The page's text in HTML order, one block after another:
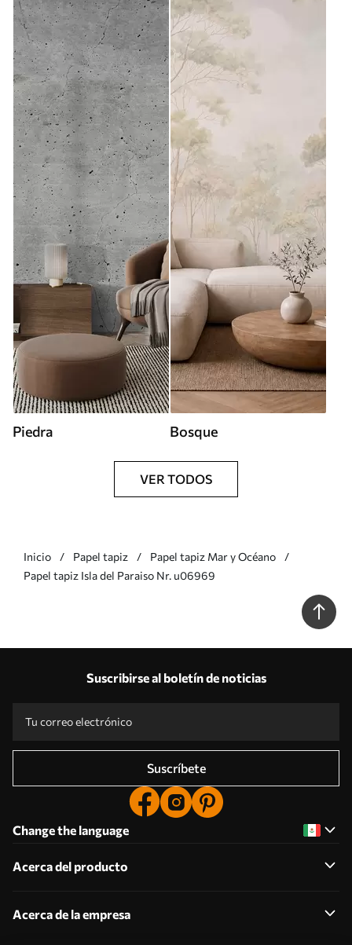
Piedra Bosque
VER TODOS
Inicio Papel tapiz
Papel tapiz Mar y Océano
Papel tapiz Isla del Paraiso Nr. u06969
Suscribirse al boletín de noticias
Suscríbete
Change the language
Acerca del producto
Acerca de la empresa